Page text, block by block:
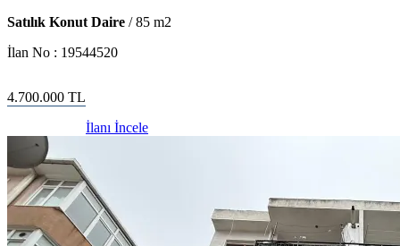
Satılık Konut Daire /85 m2
İlan No : 19544520
4.700.000 TL
İlanı İncele